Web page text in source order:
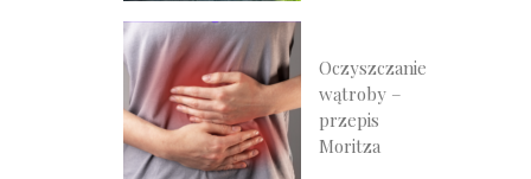
Oczyszczanie
wątroby –
przepis
Moritza